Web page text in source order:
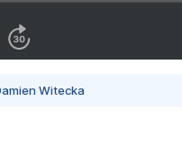
Witecka